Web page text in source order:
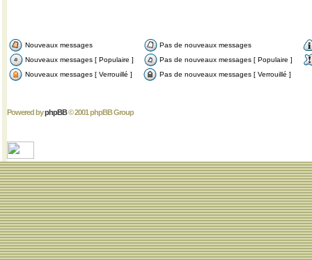
Nouveaux messages
Pas de nouveaux messages
Nouveaux messages [ Populaire ]
Pas de nouveaux messages [ Populaire ]
Nouveaux messages [ Verrouillé ]
Pas de nouveaux messages [ Verrouillé ]
Powered byphpBB© 2001 phpBB Group